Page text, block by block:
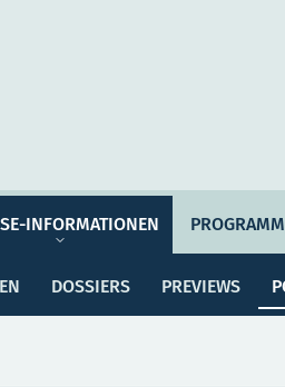
INFORMATIONEN
DOSSIERS PREVIEWS
Pressemitteilungen
Programmwoche